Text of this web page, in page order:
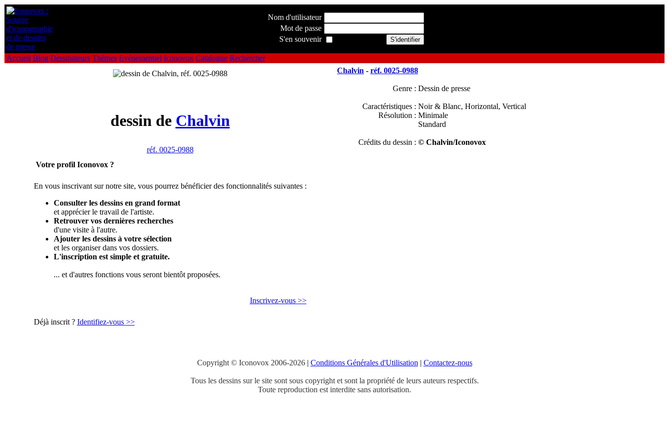
Nom d'utilisateur
Mot de passe
S'en souvenir
Accueil Blog Dessinateurs Thèmes Evénementiel Iconovox Catalogue Rechercher
dessin de Chalvin
réf. 0025-0988
Votre profil Iconovox ?
En vous inscrivant sur notre site, vous pourrez bénéficier des fonctionnalités suivantes :
Consulter les dessins en grand format
et apprécier le travail de l'artiste.
Retrouver vos dernières recherches
d'une visite à l'autre.
Ajouter les dessins à votre sélection
et les organiser dans vos dossiers.
L'inscription est simple et gratuite.
... et d'autres fonctions vous seront bientôt proposées.
Inscrivez-vous >>
Déjà inscrit ? Identifiez-vous >>
Chalvin - réf. 0025-0988
Genre : Dessin de presse
Caractéristiques : Noir & Blanc, Horizontal, Vertical
Résolution : Minimale
Standard
Crédits du dessin : © Chalvin/Iconovox
Copyright © Iconovox 2006-2026| Conditions Générales d'Utilisation | Contactez-nous
Tous les dessins sur le site sont sous copyright et sont la propriété de leurs auteurs respectifs.
Toute reproduction est interdite sans autorisation.